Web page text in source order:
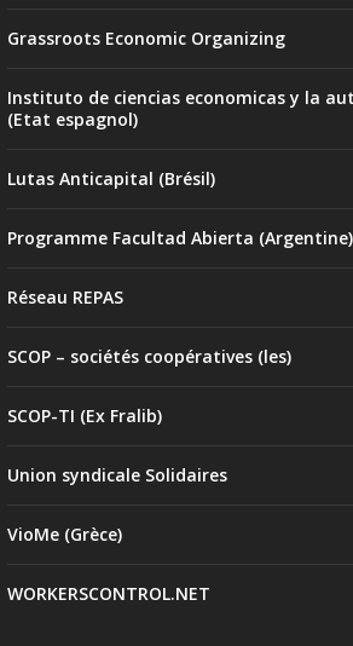
Grassroots Economic Organizing
Instituto de ciencias economicas y la
(Etat espagnol)
Lutas Anticapital (Brésil)
Programme Facultad Abierta (Argentine)
Réseau REPAS
SCOP – sociétés coopératives (les)
SCOP-TI (Ex Fralib)
Union syndicale Solidaires
VioMe (Grèce)
WORKERSCONTROL.NET